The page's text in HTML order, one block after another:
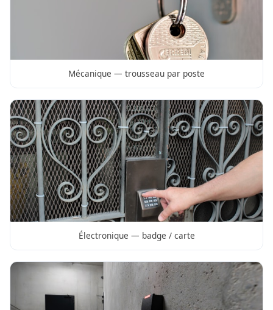
Mécanique — trousseau par poste
Électronique — badge / carte